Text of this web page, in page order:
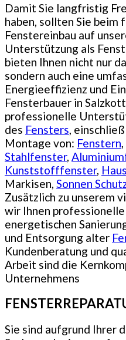
Damit Sie langfristig
haben, sollten Sie beim
Fenstereinbau auf
Unterstützung als
bieten Ihnen nicht nur
sondern auch eine
Energieeffizienz und
Fensterbauer in
professionelle
des Fensters ,
Montage von: Fenstern
Stahlfenster,
Kunststofffenster,
Markisen, Sonnen
Zusätzlich zu unserem
wir Ihnen
energetischen
und Entsorgung alter
Kundenberatung und
Arbeit sind die
Unternehmens
Sie sind aufgrund Ihrer